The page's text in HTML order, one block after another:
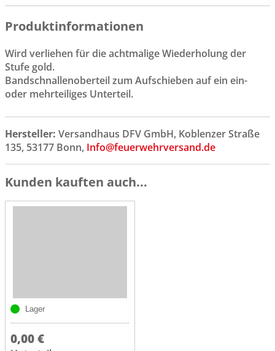
Produktinformationen
Wird verliehen für die achtmalige Wiederholung der
Stufe gold.
Bandschnallenoberteil zum Aufschieben auf ein ein-
oder mehrteiliges Unterteil.
Hersteller: Versandhaus DFV GmbH, Koblenzer Straße
135, 53177 Bonn, Info@feuerwehrversand.de
Kunden kauften auch...
Lager
0,00 €